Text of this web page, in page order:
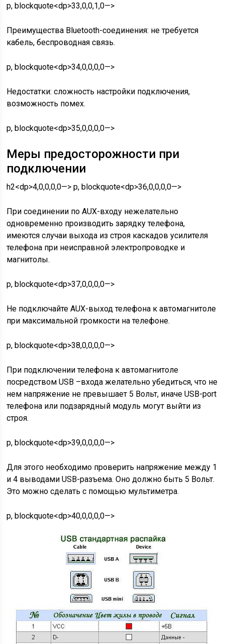
p, blockquote<dp>33,0,0,1,0—>
Преимущества Bluetooth-соединения: не требуется
кабель, беспроводная связь.
p, blockquote<dp>34,0,0,0,0—>
Недостатки: сложность настройки подключения,
возможность помех.
p, blockquote<dp>35,0,0,0,0—>
Меры предосторожности при
подключении
h2<dp>4,0,0,0,0—> p, blockquote<dp>36,0,0,0,0—>
При соединении по AUX-входу нежелательно
одновременно производить зарядку телефона,
имеются случаи выхода из строя каскадов усилителя
телефона при неисправной электропроводке и
магнитолы.
p, blockquote<dp>37,0,0,0,0—>
Не подключайте AUX-выход телефона к автомагнитоле
при максимальной громкости на телефоне.
p, blockquote<dp>38,0,0,0,0—>
При подключении телефона к автомагнитоле
посредством USB –входа желательно убедиться, что не
нем напряжение не превышает 5 Вольт, иначе USB-port
телефона или подзарядный модуль могут выйти из
строя.
p, blockquote<dp>39,0,0,0,0—>
Для этого необходимо проверить напряжение между 1
и 4 выводами USB-разъема. Оно должно быть 5 Вольт.
Это можно сделать с помощью мультиметра.
p, blockquote<dp>40,0,0,0,0—>